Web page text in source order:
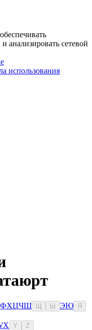
анализировать сетевой
использования
ФХЦЧШ Ы ЭЮ Я
X Y Z